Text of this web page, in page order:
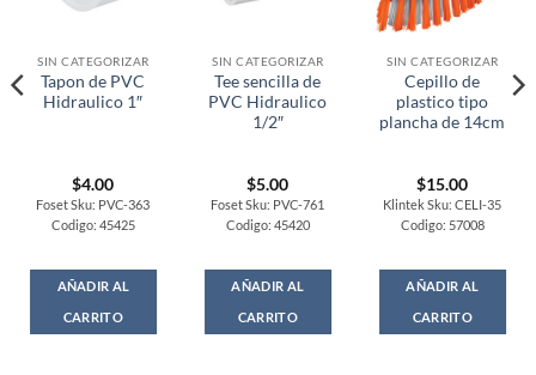
SIN CATEGORIZAR
Tapon de PVC
Hidraulico 1″
$4.00
Foset Sku: PVC-363
Codigo: 45425
AÑADIR AL
CARRITO
SIN CATEGORIZAR
Tee sencilla de
PVC Hidraulico
1/2″
$5.00
Foset Sku: PVC-761
Codigo: 45420
AÑADIR AL
CARRITO
SIN CATEGORIZAR
Cepillo de
plastico tipo
plancha de 14cm
$15.00
Klintek Sku: CELI-35
Codigo: 57008
AÑADIR AL
CARRITO